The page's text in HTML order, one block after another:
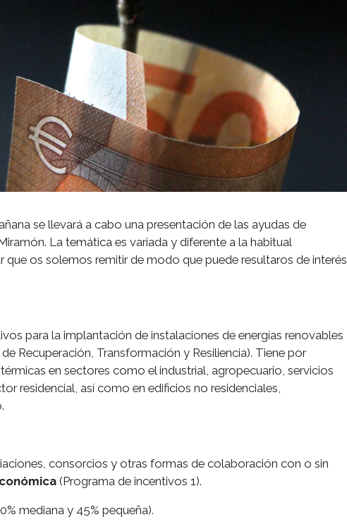
se llevará a cabo una presentación de las ayudas de
La temática es variada y diferente a la habitual
os solemos remitir de modo que puede resultaros de interés
para la implantación de instalaciones de energías renovables
Recuperación, Transformación y Resiliencia). Tiene por
en sectores como el industrial, agropecuario, servicios
residencial, así como en edificios no residenciales,
consorcios y otras formas de colaboración con o sin
(Programa de incentivos 1).
mediana y 45% pequeña).